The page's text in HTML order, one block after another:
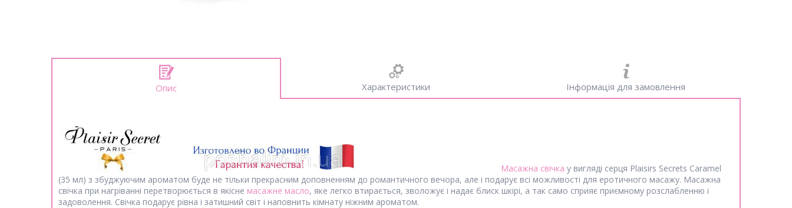
Опис Характеристики Інформація для замовлення
Масажна свічка у вигляді серця Plaisirs Secrets Caramel
(35 мл) з збуджуючим ароматом буде не тільки прекрасним доповненням до романтичного вечора, але і подарує всі можливості для еротичного масажу. Масажна
свічка при нагріванні перетворюється в якісне масажне масло, яке легко втирається, зволожує і надає блиск шкірі, а так само сприяє приємному розслабленню і
задоволення. Свічка подарує рівна і затишний світ і наповнить кімнату ніжним ароматом.